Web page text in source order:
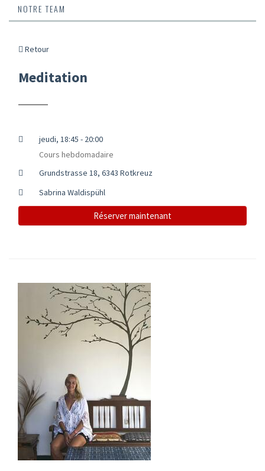
NOTRE TEAM
Retour
Meditation
jeudi, 18:45 - 20:00
Cours hebdomadaire
Grundstrasse 18, 6343 Rotkreuz
Sabrina Waldispühl
Réserver maintenant